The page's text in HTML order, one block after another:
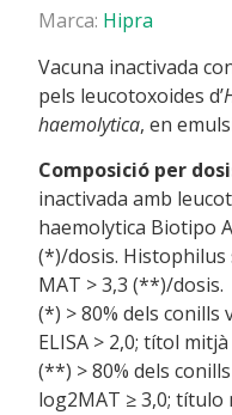
Marca: Hipra
Vacuna inactivada
pels leucotoxoides d’
haemolytica, en
Composició per
inactivada amb
haemolytica Biotipo
(*)/dosis. Histophilus
MAT > 3,3 (**)/dosis.
(*) > 80% dels
ELISA > 2,0; títol mitjà
(**) > 80% dels
log2MAT ≥ 3,0; título